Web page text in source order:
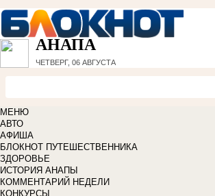
АНАПА
ЧЕТВЕРГ, 06 АВГУСТА
МЕНЮ
АВТО
АФИША
БЛОКНОТ ПУТЕШЕСТВЕННИКА
ЗДОРОВЬЕ
ИСТОРИЯ АНАПЫ
КОММЕНТАРИЙ НЕДЕЛИ
КОНКУРСЫ